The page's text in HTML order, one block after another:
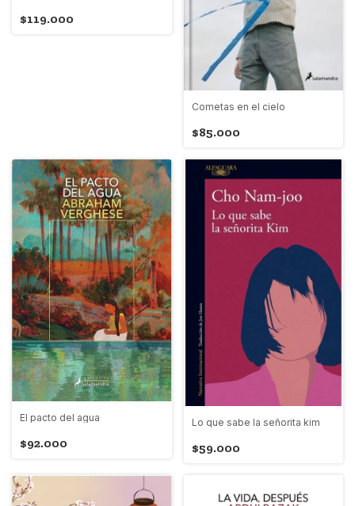
$119.000
Cometas en el cielo
$85.000
El pacto del agua
$92.000
Lo que sabe la señorita kim
$59.000